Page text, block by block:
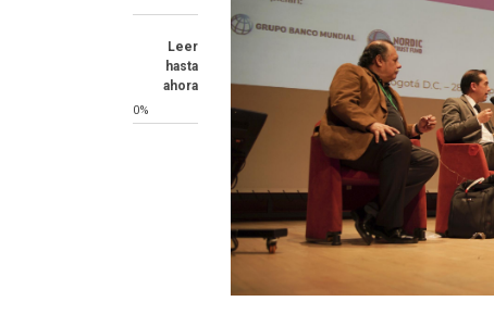
Leer
hasta
ahora
0%